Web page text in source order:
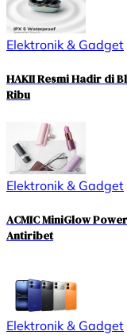
Elektronik & Gadget
HAKII Resmi Hadir di
Ribu
Elektronik & Gadget
ACMIC MiniGlow
Antiribet
Elektronik & Gadget